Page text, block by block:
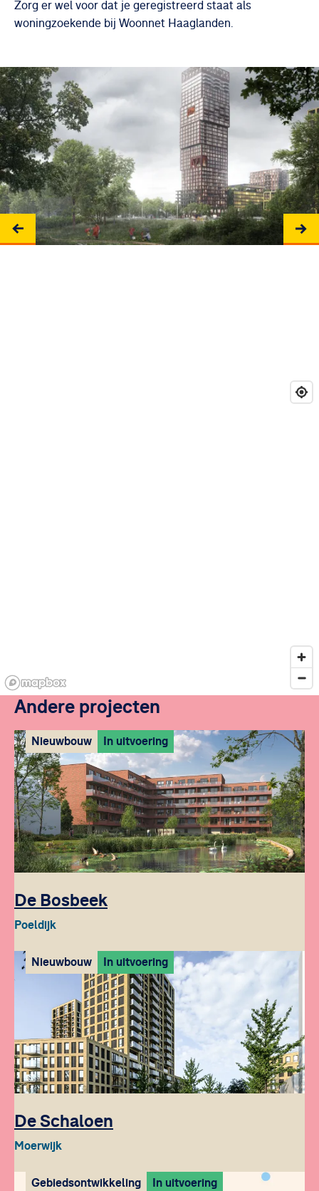
Zorg er wel voor dat je geregistreerd staat als
woningzoekende bij Woonnet Haaglanden.
Andere projecten
De Bosbeek
Poeldijk
Nieuwbouw In uitvoering
De Schaloen
Moerwijk
Nieuwbouw In uitvoering
Gebiedsontwikkeling In uitvoering